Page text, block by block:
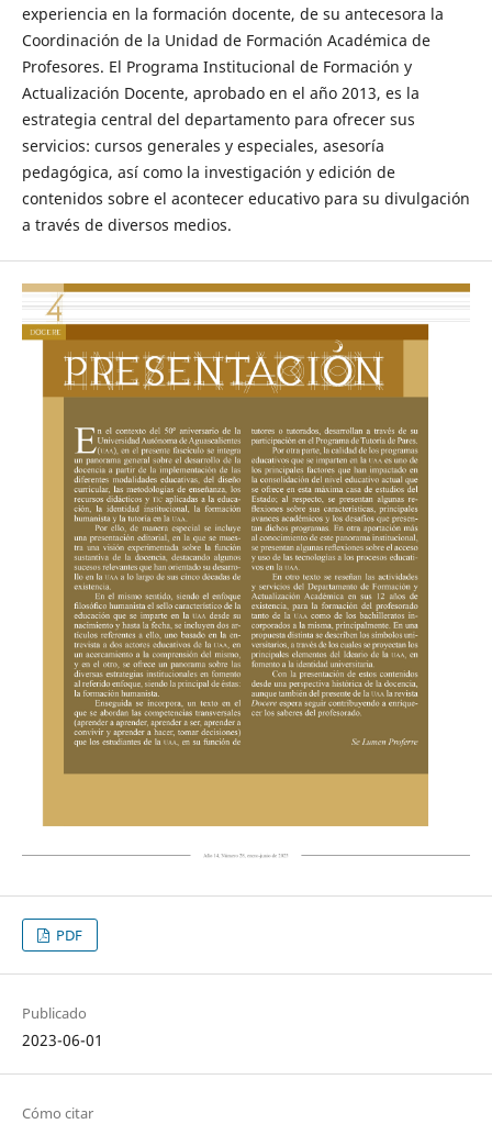
experiencia en la formación docente, de su antecesora la
Coordinación de la Unidad de Formación Académica de
Profesores. El Programa Institucional de Formación y
Actualización Docente, aprobado en el año 2013, es la
estrategia central del departamento para ofrecer sus
servicios: cursos generales y especiales, asesoría
pedagógica, así como la investigación y edición de
contenidos sobre el acontecer educativo para su divulgación
a través de diversos medios.
PDF
Publicado
2023-06-01
Cómo citar